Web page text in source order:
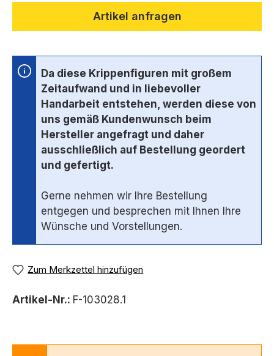
Artikel anfragen
Da diese Krippenfiguren mit großem
Zeitaufwand und in liebevoller
Handarbeit entstehen, werden diese von
uns gemäß Kundenwunsch beim
Hersteller angefragt und daher
ausschließlich auf Bestellung geordert
und gefertigt.
Gerne nehmen wir Ihre Bestellung
entgegen und besprechen mit Ihnen Ihre
Wünsche und Vorstellungen.
Zum Merkzettel hinzufügen
Artikel-Nr.: F-103028.1